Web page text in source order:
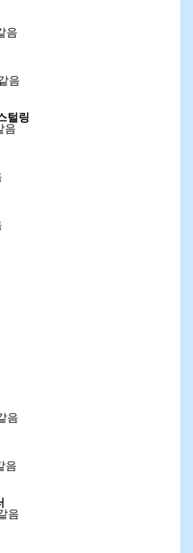
음
음
털링
음
음
음
음